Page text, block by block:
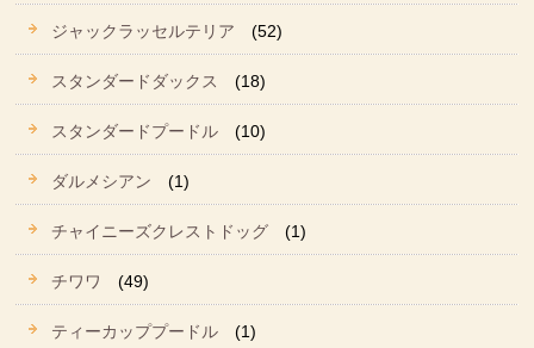
ジャックラッセルテリア (52)
スタンダードダックス (18)
スタンダードプードル (10)
ダルメシアン (1)
チャイニーズクレストドッグ (1)
チワワ (49)
ティーカッププードル (1)